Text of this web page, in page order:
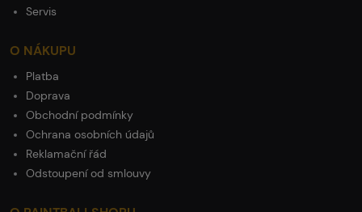
Servis
O NÁKUPU
Platba
Doprava
Obchodní podmínky
Ochrana osobních údajů
Reklamační řád
Odstoupení od smlouvy